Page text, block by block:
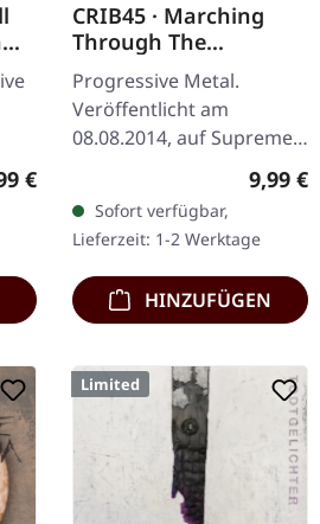
Preis:
€
CRIB45 · Marching
Through The
Borderlines | DIGIPAK
CD
Progressive Metal.
Veröffentlicht am
08.08.2014, auf Supreme
Chaos Records. Limitierte
CD im DigiPak. CRIB45 aus
Finnland sind ein kleiner
Geheimtipp…
9,99 €
Sofort verfügbar,
Lieferzeit: 1-2 Werktage
HINZUFÜGEN
Limited